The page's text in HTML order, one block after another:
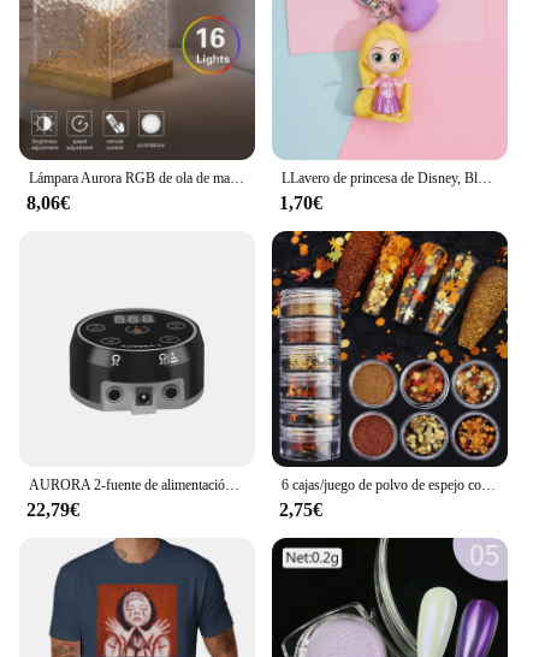
Lámpara Aurora RGB de ola de mar, cubo con Control remoto, proyector de luz de agua que cambia de 16 colores para decoración de pared de salón y dormitorio
8,06€
LLavero de princesa de Disney, Blancanieves, Ariel, Cenicienta, Rapunzel, Aurora, Bella, bonito llavero, regalo de cumpleaños para niños
1,70€
AURORA 2-fuente de alimentación para tatuajes, fuente de alimentación profesional Digital LCD con adaptador de corriente, cable de alimentación
22,79€
6 cajas/juego de polvo de espejo con purpurina para uñas, pigmentos de efecto metálico camaleón Aurora, láser para uñas de Gel UV, decoración de manicura DIY
2,75€